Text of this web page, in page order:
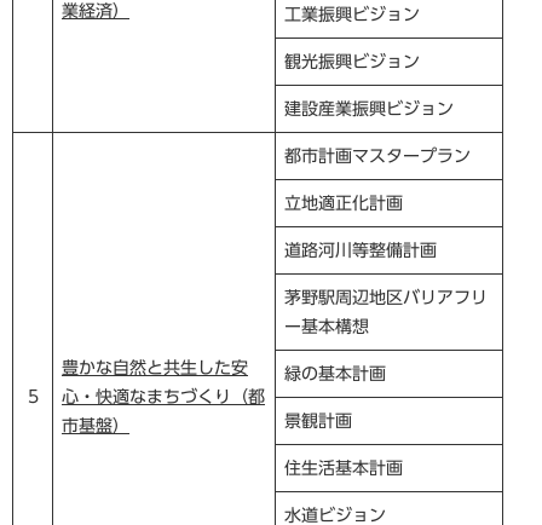
業経済）
工業振興ビジョン
観光振興ビジョン
建設産業振興ビジョン
5
豊かな自然と共生した安
心・快適なまちづくり（都
市基盤）
都市計画マスタープラン
立地適正化計画
道路河川等整備計画
茅野駅周辺地区バリアフリ
ー基本構想
緑の基本計画
景観計画
住生活基本計画
水道ビジョン